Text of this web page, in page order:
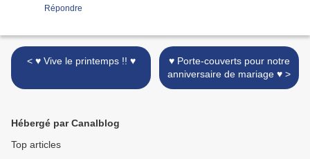
Répondre
< ♥ Vive le printemps !! ♥
♥ Porte-couverts pour notre
anniversaire de mariage ♥ >
Hébergé par Canalblog
Top articles